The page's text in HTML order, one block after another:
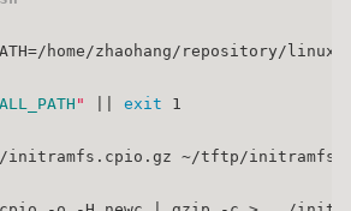
home/zhaohang/repository/
" exit 1
~/tftp/